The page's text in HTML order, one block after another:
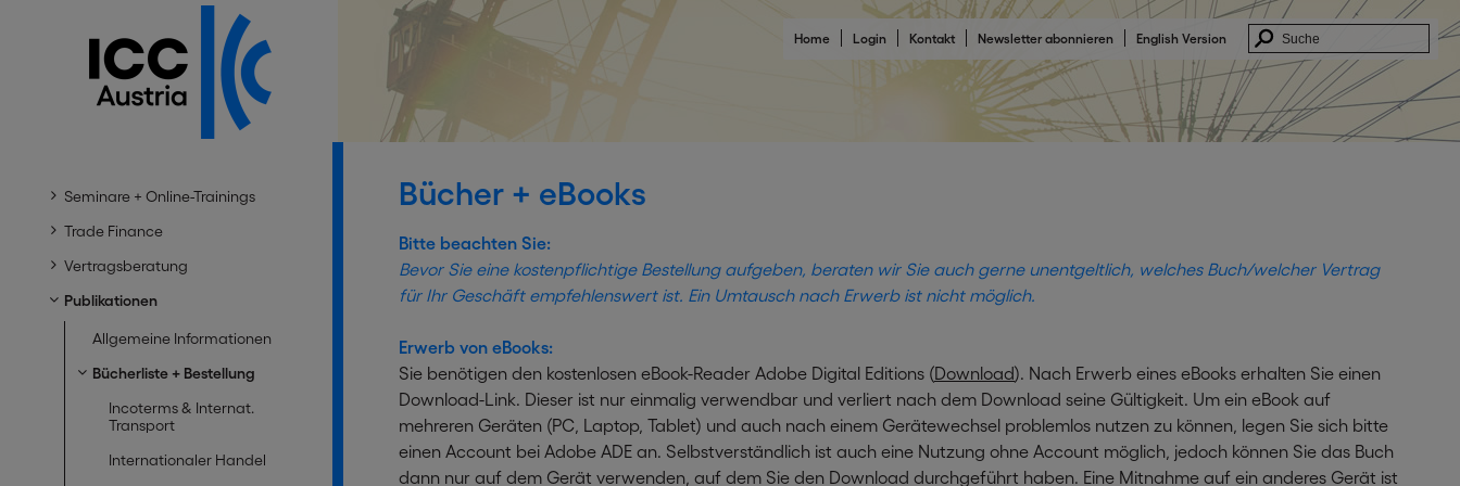
Home Login Kontakt Newsletter abonnieren English Version
Seminare + Online-Trainings
Trade Finance
Vertragsberatung
Publikationen
Allgemeine Informationen
Bücherliste + Bestellung
Incoterms & Internat.
Transport
Internationaler Handel
Bücher + eBooks
Bitte beachten Sie:
Bevor Sie eine kostenpflichtige Bestellung aufgeben, beraten wir Sie auch gerne unentgeltlich, welches Buch/welcher Vertrag
für Ihr Geschäft empfehlenswert ist. Ein Umtausch nach Erwerb ist nicht möglich.
Erwerb von eBooks:
Sie benötigen den kostenlosen eBook-Reader Adobe Digital Editions (Download). Nach Erwerb eines eBooks erhalten Sie einen
Download-Link. Dieser ist nur einmalig verwendbar und verliert nach dem Download seine Gültigkeit. Um ein eBook auf
mehreren Geräten (PC, Laptop, Tablet) und auch nach einem Gerätewechsel problemlos nutzen zu können, legen Sie sich bitte
einen Account bei Adobe ADE an. Selbstverständlich ist auch eine Nutzung ohne Account möglich, jedoch können Sie das Buch
dann nur auf dem Gerät verwenden, auf dem Sie den Download durchgeführt haben. Eine Mitnahme auf ein anderes Gerät ist